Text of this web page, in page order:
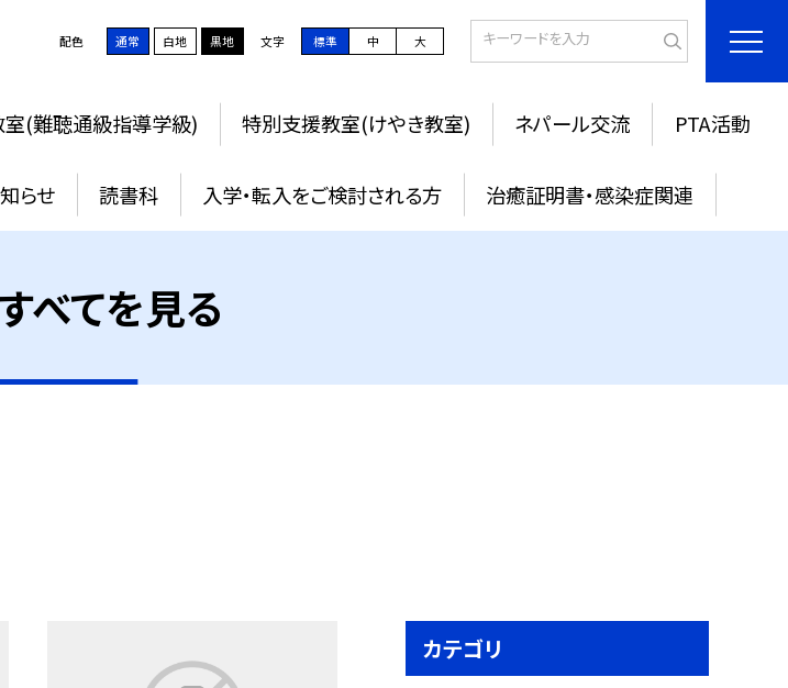
配色 通常 白地 黒地 文字 標準 中 大
室(難聴通級指導学級) 特別支援教室(けやき教室) ネパール交流 PTA活動
らせ 読書科 入学・転入をご検討される方 治癒証明書・感染症関連
べてを見る
カテゴリ